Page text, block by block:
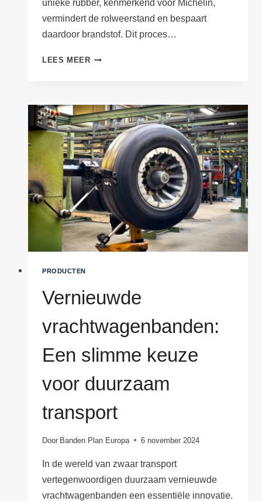
unieke rubber, kenmerkend voor Michelin,
vermindert de rolweerstand en bespaart
daardoor brandstof. Dit proces…
LEES MEERSTART
2023
PRODUCTEN
Vernieuwde
vrachtwagenbanden:
Een slimme keuze
voor duurzaam
transport
Door Banden Plan Europa 6 november 2024
In de wereld van zwaar transport
vertegenwoordigen duurzaam vernieuwde
vrachtwagenbanden een essentiële innovatie.